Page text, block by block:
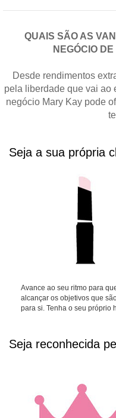
QUAIS SÃO AS
NEGÓCIO
Desde rendimentos
pela liberdade que vai ao
negócio Mary Kay pode
Seja a sua própria
Avance ao seu ritmo para
alcançar os objetivos que
para si. Tenha o seu próprio
Seja reconhecida